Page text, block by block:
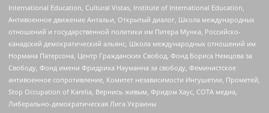
International Education, Cultural Vistas, Institute of International Education,
Антивоенное движение Антальи, Открытый диалог, Школа международных
отношений и государственной политики им Питера Мунка, Российско-
канадский демократический альянс, Школа международных отношений им
Нормана Патерсона, Центр Гражданских Свобод, Фонд Бориса Немцова за
Свободу, Фонд имени Фридриха Науманна за свободу, Феминистское
антивоенное сопротивление, Комитет независимости Ингушетии, Прометей,
Stop Occupation of Karelia, Вернись живым, Фридом Хаус, СОТА медиа,
Либерально-демократическая Лига Украины